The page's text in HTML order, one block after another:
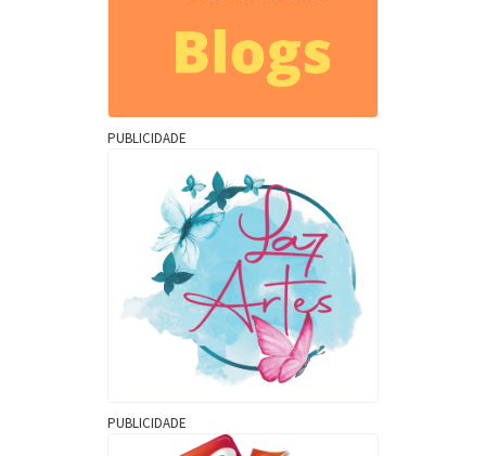
PUBLICIDADE
PUBLICIDADE